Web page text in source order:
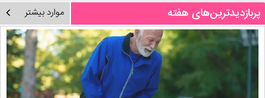
پربازدیدترین‌های هفته موارد بیشتر